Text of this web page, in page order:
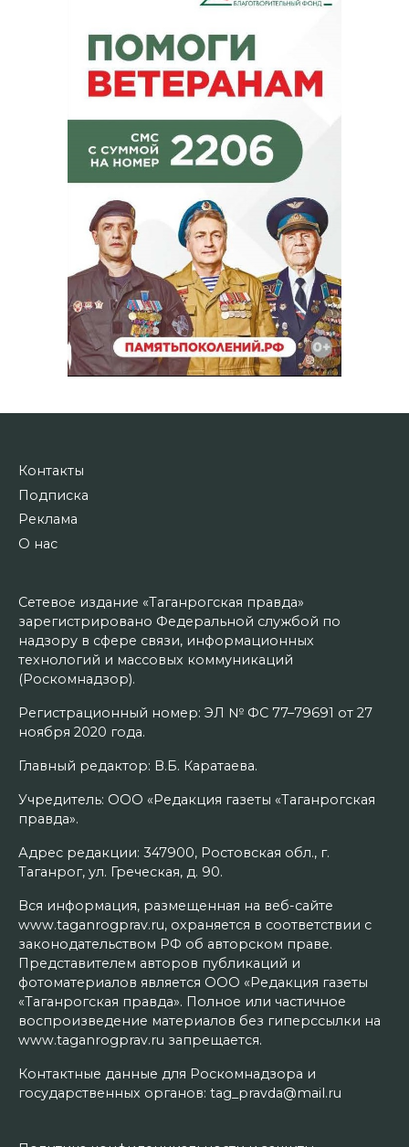
Контакты
Подписка
Реклама
О нас
Сетевое издание «Таганрогская правда»
зарегистрировано Федеральной службой по
надзору в сфере связи, информационных
технологий и массовых коммуникаций
(Роскомнадзор).
Регистрационный номер: ЭЛ № ФС 77–79691 от 27
ноября 2020 года.
Главный редактор: В.Б. Каратаева.
Учредитель: ООО «Редакция газеты «Таганрогская
правда».
Адрес редакции: 347900, Ростовская обл., г.
Таганрог, ул. Греческая, д. 90.
Вся информация, размещенная на веб-сайте
www.taganrogprav.ru, охраняется в соответствии с
законодательством РФ об авторском праве.
Представителем авторов публикаций и
фотоматериалов является ООО «Редакция газеты
«Таганрогская правда». Полное или частичное
воспроизведение материалов без гиперссылки на
www.taganrogprav.ru запрещается.
Контактные данные для Роскомнадзора и
государственных органов: tag_pravda@mail.ru